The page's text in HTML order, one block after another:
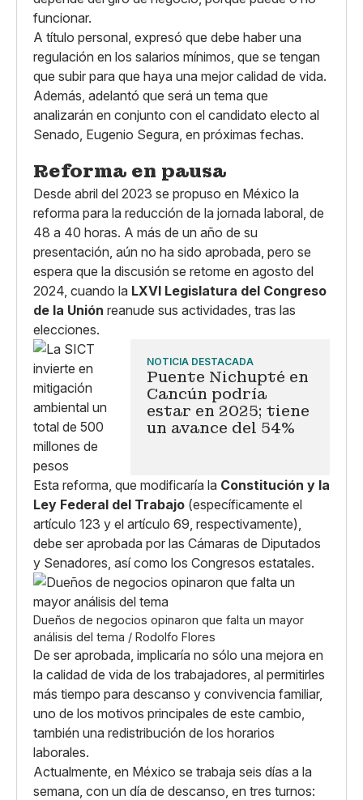
funcionar.
A título personal, expresó que debe haber una
regulación en los salarios mínimos, que se tengan
que subir para que haya una mejor calidad de vida.
Además, adelantó que será un tema que
analizarán en conjunto con el candidato electo al
Senado, Eugenio Segura, en próximas fechas.
Reforma en pausa
Desde abril del 2023 se propuso en México la
reforma para la reducción de la jornada laboral, de
48 a 40 horas. A más de un año de su
presentación, aún no ha sido aprobada, pero se
espera que la discusión se retome en agosto del
2024, cuando la LXVI Legislatura del Congreso
de la Unión reanude sus actividades, tras las
elecciones.
NOTICIA DESTACADA
Puente Nichupté en
Cancún podría
estar en 2025; tiene
un avance del 54%
Esta reforma, que modificaría la Constitución y la
Ley Federal del Trabajo (específicamente el
artículo 123 y el artículo 69, respectivamente),
debe ser aprobada por las Cámaras de Diputados
y Senadores, así como los Congresos estatales.
Dueños de negocios opinaron que falta un mayor
análisis del tema / Rodolfo Flores
De ser aprobada, implicaría no sólo una mejora en
la calidad de vida de los trabajadores, al permitirles
más tiempo para descanso y convivencia familiar,
uno de los motivos principales de este cambio,
también una redistribución de los horarios
laborales.
Actualmente, en México se trabaja seis días a la
semana, con un día de descanso, en tres turnos: